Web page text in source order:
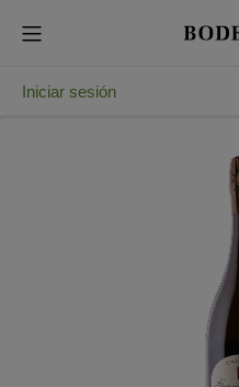
Iniciar sesión